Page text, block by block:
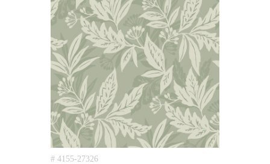
# 4155-27326